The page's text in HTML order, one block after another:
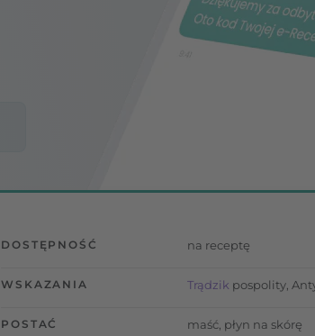
DOSTĘPNOŚĆ na receptę
WSKAZANIA Trądzik pospolity,
POSTAĆ maść, płyn na skórę